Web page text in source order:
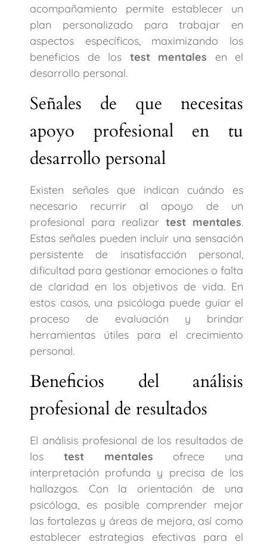
acompañamiento permite establecer un
plan personalizado para trabajar en
aspectos específicos, maximizando los
beneficios de los test mentales en el
desarrollo personal.
Señales de que necesitas
apoyo profesional en tu
desarrollo personal
Existen señales que indican cuándo es
necesario recurrir al apoyo de un
profesional para realizar test mentales.
Estas señales pueden incluir una sensación
persistente de insatisfacción personal,
dificultad para gestionar emociones o falta
de claridad en los objetivos de vida. En
estos casos, una psicóloga puede guiar el
proceso de evaluación y brindar
herramientas útiles para el crecimiento
personal.
Beneficios del análisis
profesional de resultados
El análisis profesional de los resultados de
los test mentales ofrece una
interpretación profunda y precisa de los
hallazgos. Con la orientación de una
psicóloga, es posible comprender mejor
las fortalezas y áreas de mejora, así como
establecer estrategias efectivas para el